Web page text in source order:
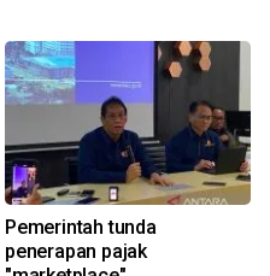
Pemerintah tunda
penerapan pajak